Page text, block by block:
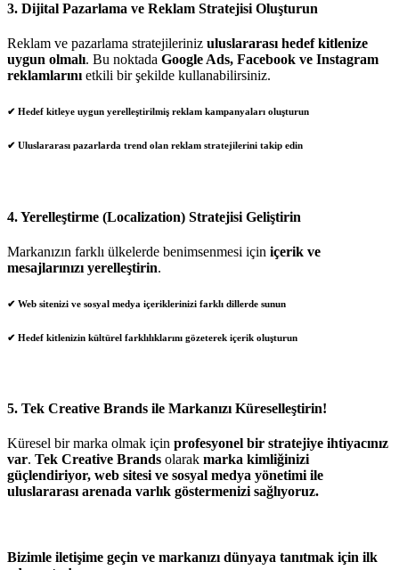
3. Dijital Pazarlama ve Reklam Stratejisi Oluşturun
Reklam ve pazarlama stratejileriniz uluslararası hedef kitlenize
uygun olmalı. Bu noktada Google Ads, Facebook ve Instagram
reklamlarınıetkili bir şekilde kullanabilirsiniz.
✔ Hedef kitleye uygun yerelleştirilmiş reklam kampanyaları oluşturun
✔ Uluslararası pazarlarda trend olan reklam stratejilerini takip edin
4.Yerelleştirme (Localization) Stratejisi Geliştirin
Markanızın farklı ülkelerde benimsenmesi için içerik ve
mesajlarınızı yerelleştirin.
✔ Web sitenizi ve sosyal medya içeriklerinizi farklı dillerde sunun
✔ Hedef kitlenizin kültürel farklılıklarını gözeterek içerik oluşturun
5. Tek Creative Brands ile Markanızı Küreselleştirin!
Küresel bir marka olmak için profesyonel bir stratejiye ihtiyacınız
var. Tek Creative Brands olarak marka kimliğinizi
güçlendiriyor, web sitesi ve sosyal medya yönetimi ile
uluslararası arenada varlık göstermenizi sağlıyoruz.
Bizimle iletişime geçin ve markanızı dünyaya tanıtmak için ilk